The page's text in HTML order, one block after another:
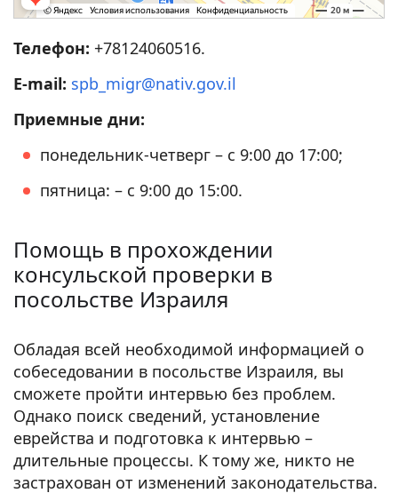
Телефон: +78124060516.
E-mail: spb_migr@nativ.gov.il
Приемные дни:
понедельник-четверг – с 9:00 до 17:00;
пятница: – с 9:00 до 15:00.
Помощь в прохождении
консульской проверки в
посольстве Израиля
Обладая всей необходимой информацией о
собеседовании в посольстве Израиля, вы
сможете пройти интервью без проблем.
Однако поиск сведений, установление
еврейства и подготовка к интервью –
длительные процессы. К тому же, никто не
застрахован от изменений законодательства.